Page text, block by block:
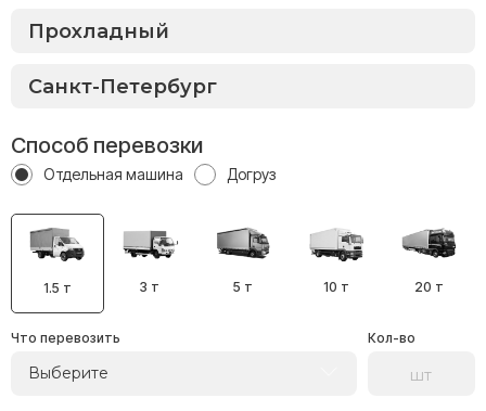
Способ перевозки
Отдельная машина Догруз
1.5 т 3 т 5 т 10 т 20 т
Что перевозить
Выберите
Кол-во